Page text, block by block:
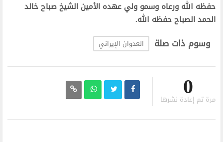
حفظه الله ورعاه وسمو ولي عهده الأمين الشيخ صباح خالد
الحمد الصباح حفظه الله.
وسوم ذات صلة العدوان الإيراني
0
مرة تم إعادة نشرها